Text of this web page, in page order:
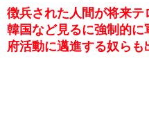
徴兵された人間が将来
韓国など見るに強制的
府活動に邁進する奴らも